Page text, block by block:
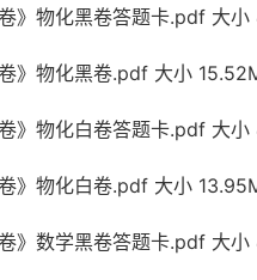
》物化黑卷答题卡.pdf 大小
》物化黑卷.pdf 大小
》物化白卷答题卡.pdf 大小
》物化白卷.pdf 大小
》数学黑卷答题卡.pdf 大小